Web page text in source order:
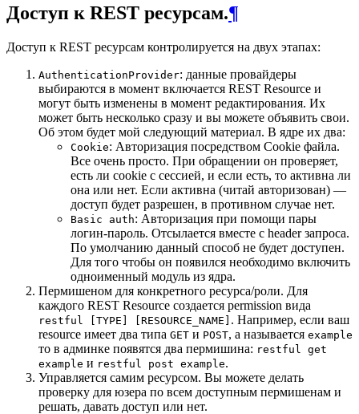
Доступ к REST ресурсам.¶
Доступ к REST ресурсам контролируется на двух этапах:
AuthenticationProvider: данные провайдеры
выбираются в момент включается REST Resource и
могут быть изменены в момент редактирования. Их
может быть несколько сразу и вы можете объявить свои.
Об этом будет мой следующий материал. В ядре их два:
Cookie: Авторизация посредством Cookie файла.
Все очень просто. При обращении он проверяет,
есть ли cookie с сессией, и если есть, то активна ли
она или нет. Если активна (читай авторизован) —
доступ будет разрешен, в противном случае нет.
Basic auth: Авторизация при помощи пары
логин-пароль. Отсылается вместе с header запроса.
По умолчанию данный способ не будет доступен.
Для того чтобы он появился необходимо включить
одноименный модуль из ядра.
Пермишеном для конкретного ресурса/роли. Для
каждого REST Resource создается permission вида
restful [TYPE] [RESOURCE_NAME] . Например, если ваш
resource имеет два типа GET и POST, а называется example
то в админке появятся два пермишина: restful get
example и restful post example.
Управляется самим ресурсом. Вы можете делать
проверку для юзера по всем доступным пермишенам и
решать, давать доступ или нет.